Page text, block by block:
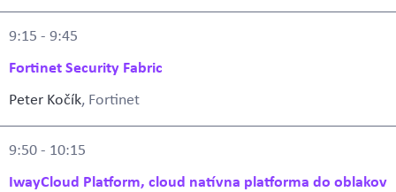
9:15 - 9:45
Fortinet Security Fabric
Peter Kočík, Fortinet
9:50 - 10:15
IwayCloud Platform, cloud natívna platforma do oblakov